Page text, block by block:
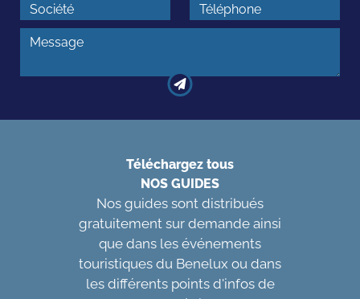
Téléchargez tous
NOS GUIDES
Nos guides sont distribués
gratuitement sur demande ainsi
que dans les événements
touristiques du Benelux ou dans
les différents points d'infos de